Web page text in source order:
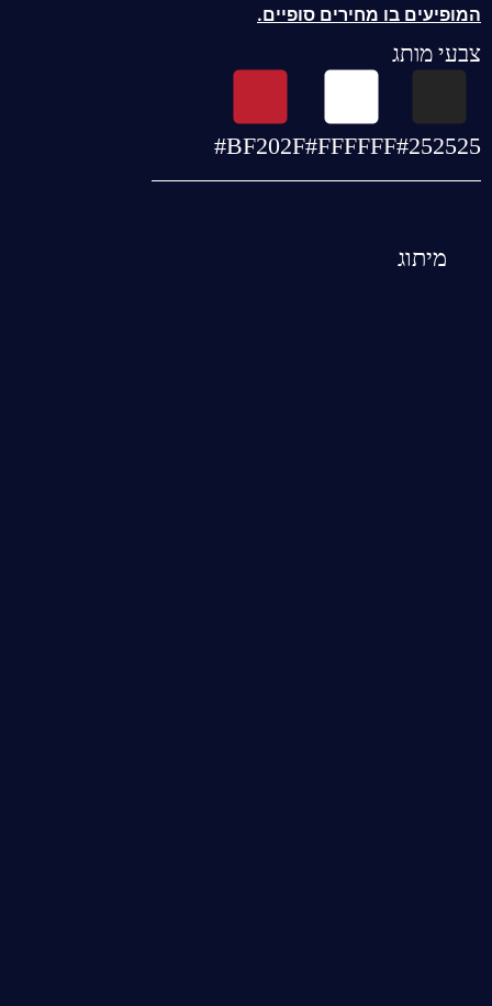
המופיעים בו מחירים סופיים.
צבעי מותג
#252525
#FFFFFF
#BF202F
מיתוג